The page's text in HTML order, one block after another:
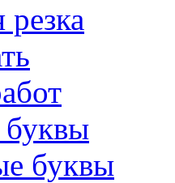
резка
буквы